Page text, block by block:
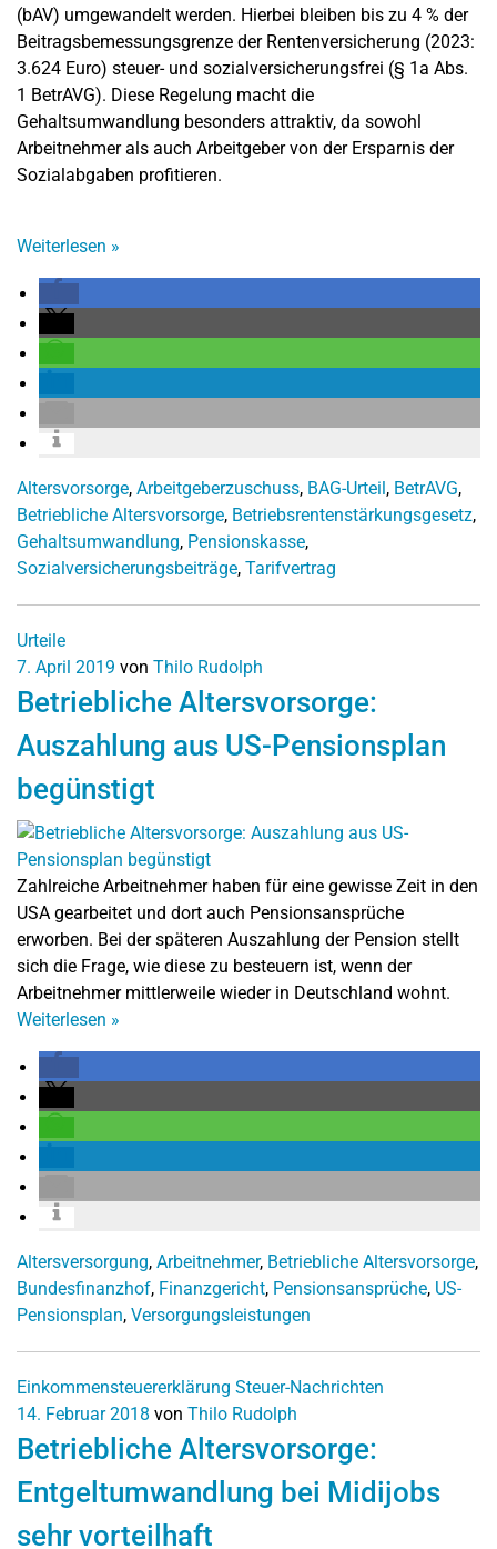
(bAV) umgewandelt werden. Hierbei bleiben bis zu 4 % der
Beitragsbemessungsgrenze der Rentenversicherung (2023:
3.624 Euro) steuer- und sozialversicherungsfrei (§ 1a Abs.
1 BetrAVG). Diese Regelung macht die
Gehaltsumwandlung besonders attraktiv, da sowohl
Arbeitnehmer als auch Arbeitgeber von der Ersparnis der
Sozialabgaben profitieren.
Weiterlesen »
Altersvorsorge, Arbeitgeberzuschuss, BAG-Urteil, BetrAVG,
Betriebliche Altersvorsorge, Betriebsrentenstärkungsgesetz,
Gehaltsumwandlung, Pensionskasse,
Sozialversicherungsbeiträge, Tarifvertrag
Urteile
7. April 2019 von Thilo Rudolph
Betriebliche Altersvorsorge:
Auszahlung aus US-Pensionsplan
begünstigt
Zahlreiche Arbeitnehmer haben für eine gewisse Zeit in den
USA gearbeitet und dort auch Pensionsansprüche
erworben. Bei der späteren Auszahlung der Pension stellt
sich die Frage, wie diese zu besteuern ist, wenn der
Arbeitnehmer mittlerweile wieder in Deutschland wohnt.
Weiterlesen »
Altersversorgung, Arbeitnehmer, Betriebliche Altersvorsorge,
Bundesfinanzhof, Finanzgericht, Pensionsansprüche, US-
Pensionsplan, Versorgungsleistungen
Einkommensteuererklärung Steuer-Nachrichten
14. Februar 2018 von Thilo Rudolph
Betriebliche Altersvorsorge:
Entgeltumwandlung bei Midijobs
sehr vorteilhaft